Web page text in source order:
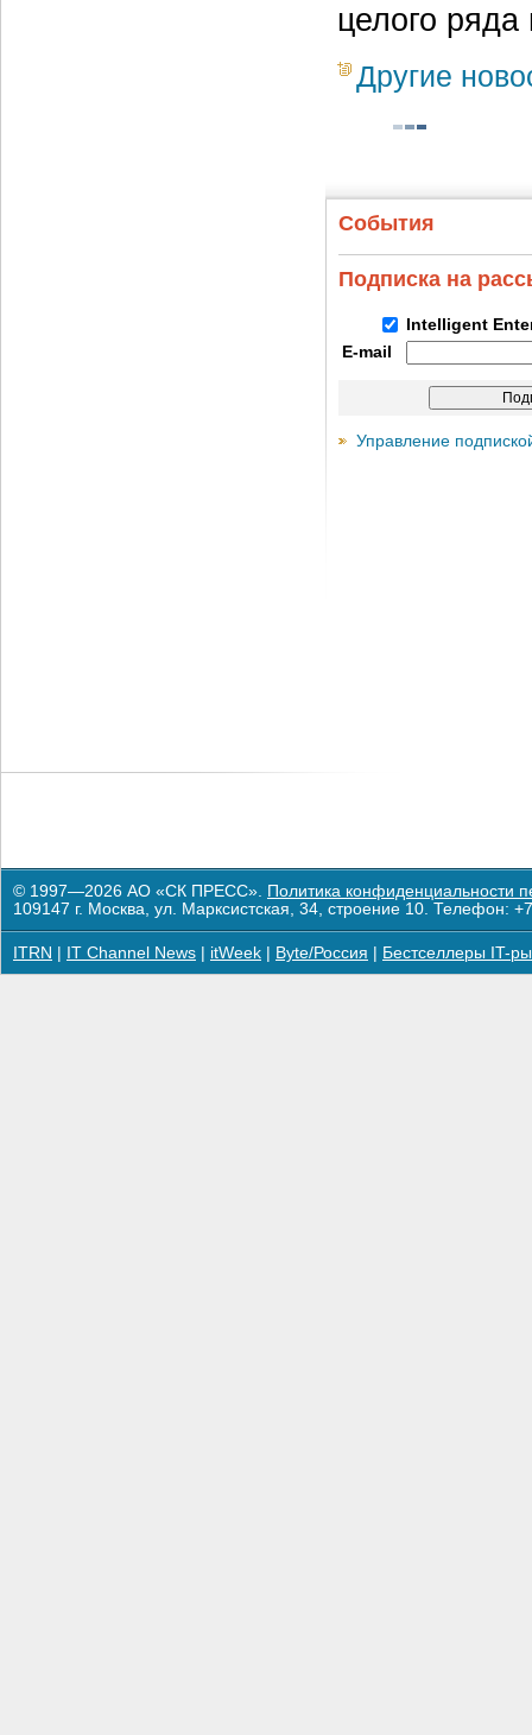
целого ряда
Другие
События
Подписка на
Intelligent
E-mail
Управление
© 1997—2026 АО «СК ПРЕСС». Политика конфиденциальности
109147 г. Москва, ул. Марксистская, 34, строение 10. Телефон:
ITRN IT Channel News itWeek Byte/Россия Бестселлеры IT-